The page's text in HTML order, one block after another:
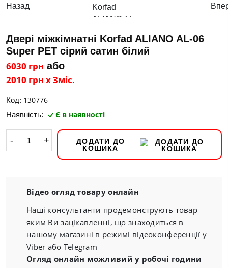
Двері міжкімнатні Korfad ALIANO AL-06
Super PET сірий сатин білий
6030 грн або
2010 грн х 3міс.
Код: 130776
Наявність: Є в наявності
- +
ДОДАТИ ДО
КОШИКА
Відео огляд товару онлайн
Наші консультанти продемонструють товар
яким Ви зацікавленні, що знаходиться в
нашому магазині в режимі відеоконференції у
Viber або Telegram
Огляд онлайн можливий у робочі години